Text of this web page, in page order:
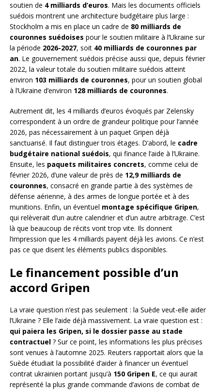
soutien de 4 milliards d’euros. Mais les documents officiels
suédois montrent une architecture budgétaire plus large :
Stockholm a mis en place un cadre de 80 milliards de
couronnes suédoises pour le soutien militaire à l’Ukraine sur
la période 2026-2027, soit 40 milliards de couronnes par
an. Le gouvernement suédois précise aussi que, depuis février
2022, la valeur totale du soutien militaire suédois atteint
environ 103 milliards de couronnes, pour un soutien global
à l’Ukraine d’environ 128 milliards de couronnes.
Autrement dit, les 4 milliards d’euros évoqués par Zelensky
correspondent à un ordre de grandeur politique pour l’année
2026, pas nécessairement à un paquet Gripen déjà
sanctuarisé. Il faut distinguer trois étages. D’abord, le cadre
budgétaire national suédois, qui finance l’aide à l’Ukraine.
Ensuite, les paquets militaires concrets, comme celui de
février 2026, d’une valeur de près de 12,9 milliards de
couronnes, consacré en grande partie à des systèmes de
défense aérienne, à des armes de longue portée et à des
munitions. Enfin, un éventuel montage spécifique Gripen,
qui relèverait d’un autre calendrier et d’un autre arbitrage. C’est
là que beaucoup de récits vont trop vite. Ils donnent
l’impression que les 4 milliards payent déjà les avions. Ce n’est
pas ce que disent les éléments publics disponibles.
Le financement possible d’un
accord Gripen
La vraie question n’est pas seulement : la Suède veut-elle aider
l’Ukraine ? Elle l’aide déjà massivement. La vraie question est :
qui paiera les Gripen, si le dossier passe au stade
contractuel ? Sur ce point, les informations les plus précises
sont venues à l’automne 2025. Reuters rapportait alors que la
Suède étudiait la possibilité d’aider à financer un éventuel
contrat ukrainien portant jusqu’à 150 Gripen E, ce qui aurait
représenté la plus grande commande d’avions de combat de